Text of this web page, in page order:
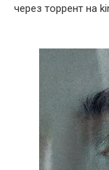
через торрент на